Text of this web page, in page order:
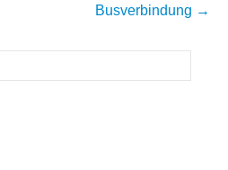
Busverbindung →